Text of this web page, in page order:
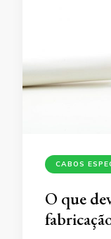
CABOS
O que